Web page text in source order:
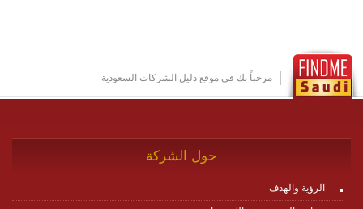
http://www.plutosms.com/zagel
مرحباً بك في موقع دليل الشركات السعودية
حول الشركة
الرؤية والهدف